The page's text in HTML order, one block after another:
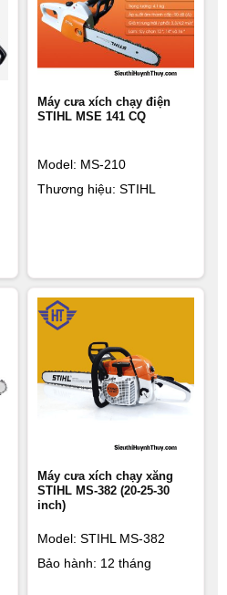
Máy cưa xích chạy điện
STIHL MSE 141 CQ
Model: MS-210
Thương hiệu: STIHL
Máy cưa xích chạy xăng
STIHL MS-382 (20-25-30
inch)
Model: STIHL MS-382
Bảo hành: 12 tháng